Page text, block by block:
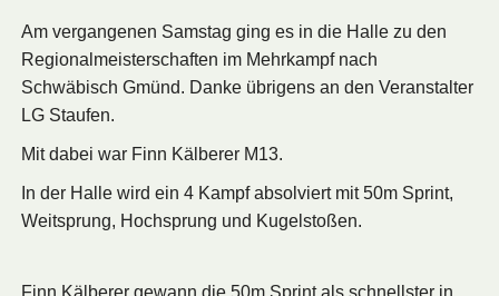
Am vergangenen Samstag ging es in die Halle zu den
Regionalmeisterschaften im Mehrkampf nach
Schwäbisch Gmünd. Danke übrigens an den Veranstalter
LG Staufen.
Mit dabei war Finn Kälberer M13.
In der Halle wird ein 4 Kampf absolviert mit 50m Sprint,
Weitsprung, Hochsprung und Kugelstoßen.